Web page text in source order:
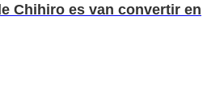
Chihiro es van convertir en